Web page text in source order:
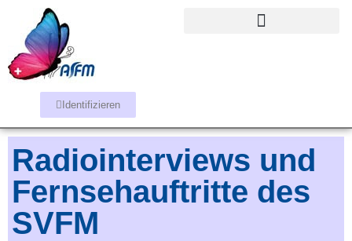
Identifizieren
Radiointerviews und
Fernsehauftritte des
SVFM